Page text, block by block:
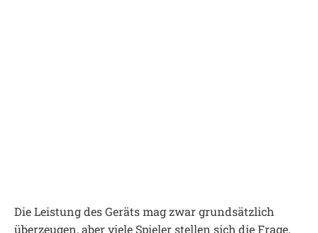
Die Leistung des Geräts mag zwar grundsätzlich
überzeugen, aber viele Spieler stellen sich die Frage,